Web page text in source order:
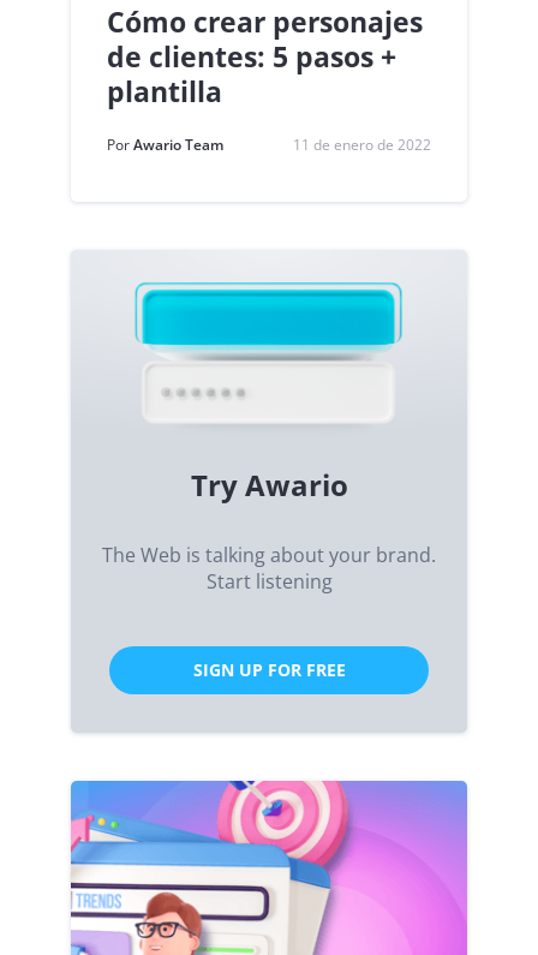
Cómo crear personajes
de clientes: 5 pasos +
plantilla
PorAwario Team 11 de enero de 2022
Try Awario
The Web is talking about your brand.
Start listening
SIGN UP FOR FREE